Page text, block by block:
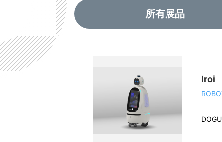
所有展品
Iroi